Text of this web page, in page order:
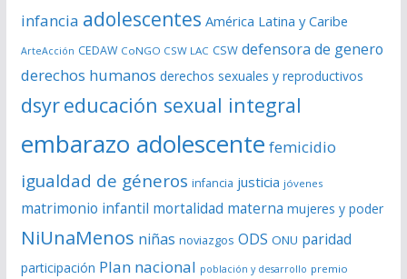
í
e
o
infancia adolescentes América Latina y Caribe
ArteAcción CEDAW CoNGO CSW LAC CSW defensora de genero
derechos humanos derechos sexuales y reproductivos
dsyreducación sexual integral
embarazo adolescente femicidio
igualdad de géneros infancia justicia jóvenes
matrimonio infantil mortalidad materna mujeres y poder
NiUnaMenos niñas noviazgos ODS ONU paridad
participación Plan nacional población y desarrollo premio